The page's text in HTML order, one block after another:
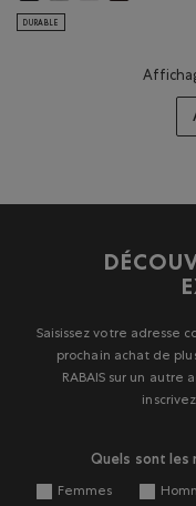
DURABLE
Saisissez votre adresse
prochain achat de
RABAIS sur un autre
Quels sont les
Femmes